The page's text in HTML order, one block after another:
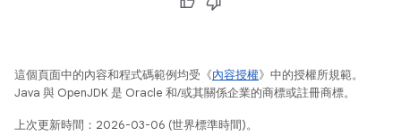
這個頁面中的內容和程式碼範例均受《內容授權》中的授權所規範。
Java 與 OpenJDK 是 Oracle 和/或其關係企業的商標或註冊商標。
上次更新時間：2026-03-06 (世界標準時間)。